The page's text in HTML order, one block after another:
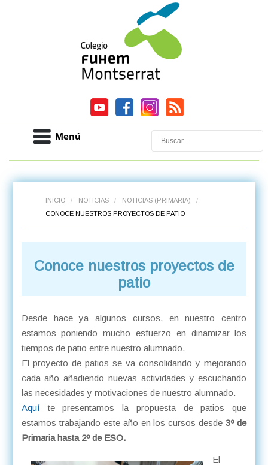
Menú Buscar
INICIO / NOTICIAS / NOTICIAS (PRIMARIA)
/
CONOCE NUESTROS PROYECTOS DE PATIO
Conoce nuestros proyectos de
patio
Desde hace ya algunos cursos, en nuestro centro
estamos poniendo mucho esfuerzo en dinamizar los
tiempos de patio entre nuestro alumnado.
El proyecto de patios se va consolidando y mejorando
cada año añadiendo nuevas actividades y escuchando
las necesidades y motivaciones de nuestro alumnado.
Aquí te presentamos la propuesta de patios que
estamos trabajando este año en los cursos desde3º de
Primaria hasta 2º de ESO.
El